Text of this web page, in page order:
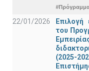
22/01/2026
του
(2025-